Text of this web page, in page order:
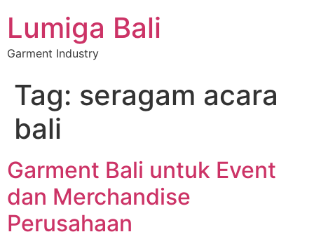
Lumiga Bali
Garment Industry
Tag: seragam acara
bali
Garment Bali untuk Event
dan Merchandise
Perusahaan